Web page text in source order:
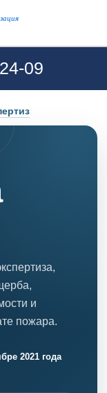
09
и
пожара.
2021 года